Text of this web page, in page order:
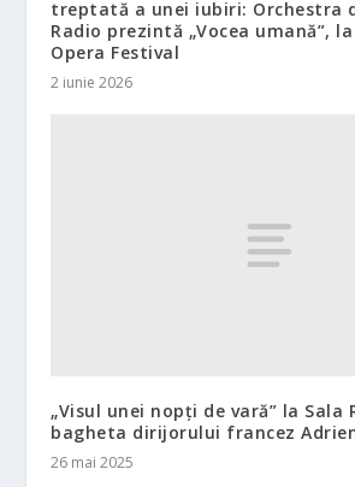
treptată a unei iubiri: Orchestra
Radio prezintă „Vocea umană”,
Opera Festival
2 iunie 2026
„Visul unei nopți de vară” la Sala
bagheta dirijorului francez
26 mai 2025